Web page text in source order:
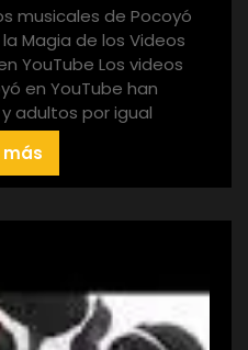
musicales de Pocoyó
Magia de los Videos
YouTube Los videos
en YouTube han
adultos por igual
más